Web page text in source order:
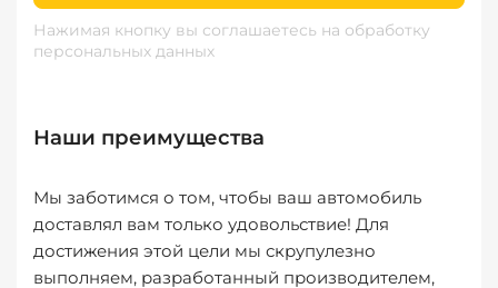
Нажимая кнопку вы соглашаетесь на обработку
персональных данных
Наши преимущества
Мы заботимся о том, чтобы ваш автомобиль
доставлял вам только удовольствие! Для
достижения этой цели мы скрупулезно
выполняем, разработанный производителем,